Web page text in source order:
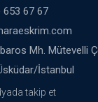
653 67 67
Mh. Mütevelli
İstanbul
takip et